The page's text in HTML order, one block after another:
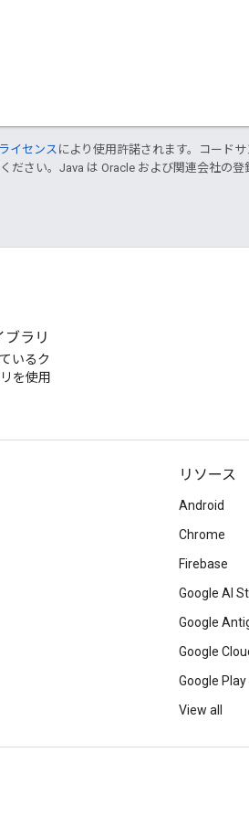
イセンス により使用許諾されます。コード
ださい。Java は Oracle および関連会社の登
ブラリ
いるク
を使用
リソース
Android
Chrome
Firebase
Google AI
Google
Google
Google Play
View all